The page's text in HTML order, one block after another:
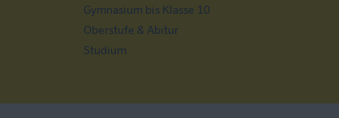
Gymnasium bis Klasse 10
Oberstufe & Abitur
Studium